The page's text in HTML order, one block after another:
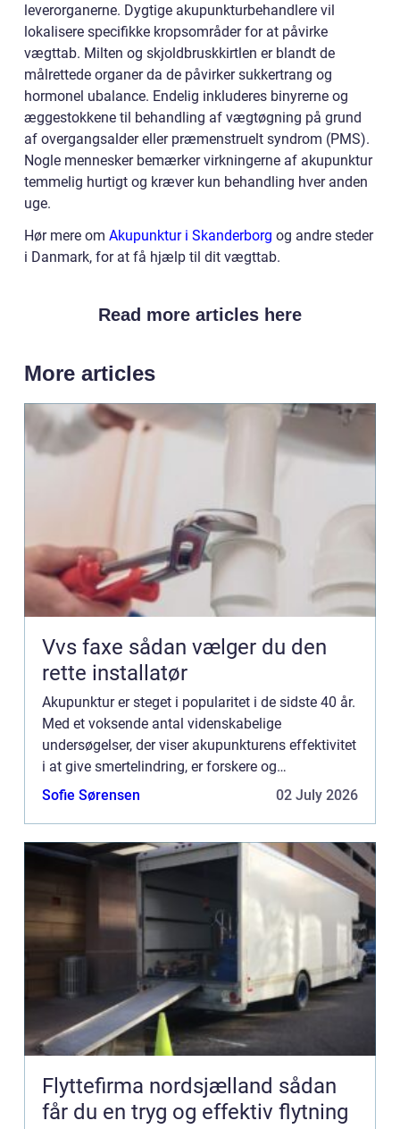
leverorganerne. Dygtige akupunkturbehandlere vil
lokalisere specifikke kropsområder for at påvirke
vægttab. Milten og skjoldbruskkirtlen er blandt de
målrettede organer da de påvirker sukkertrang og
hormonel ubalance. Endelig inkluderes binyrerne og
æggestokkene til behandling af vægtøgning på grund
af overgangsalder eller præmenstruelt syndrom (PMS).
Nogle mennesker bemærker virkningerne af akupunktur
temmelig hurtigt og kræver kun behandling hver anden
uge.
Hør mere om Akupunktur i Skanderborg og andre steder
i Danmark, for at få hjælp til dit vægttab.
Read more articles here
More articles
Vvs faxe sådan vælger du den
rette installatør
Akupunktur er steget i popularitet i de sidste 40 år.
Med et voksende antal videnskabelige
undersøgelser, der viser akupunkturens effektivitet
i at give smertelindring, er forskere og
sundhedsmedarbejdere aktivt engageret i en søg...
Sofie Sørensen 02 July 2026
Flyttefirma nordsjælland sådan
får du en tryg og effektiv flytning